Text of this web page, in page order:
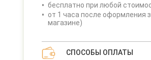
бесплатно при любой
от 1 часа после оформления
магазине)
СПОСОБЫ ОПЛАТЫ